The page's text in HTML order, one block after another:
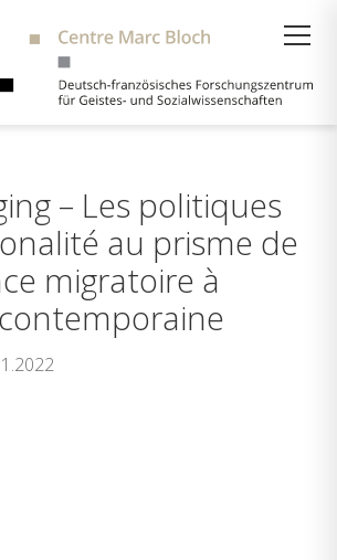
– Les politiques
au prisme de
migratoire à